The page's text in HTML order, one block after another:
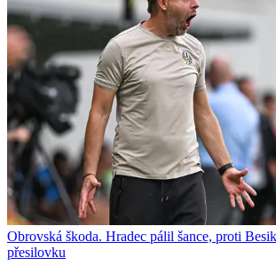
Obrovská škoda. Hradec pálil šance, proti
přesilovku